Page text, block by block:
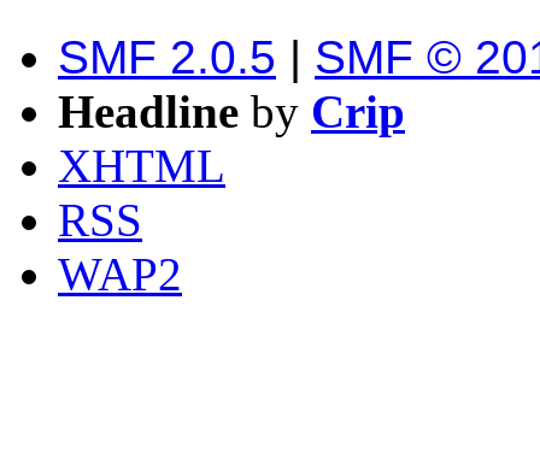
SMF 2.0.5 | SMF ©
Headline by Crip
XHTML
RSS
WAP2